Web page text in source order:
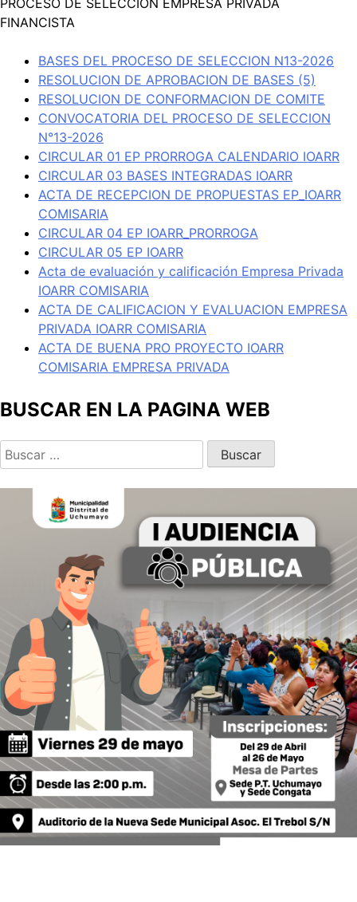
FINANCISTA
BASES DEL PROCESO DE SELECCION N13-2026
RESOLUCION DE APROBACION DE BASES (5)
RESOLUCION DE CONFORMACION DE COMITE
CONVOCATORIA DEL PROCESO DE SELECCION
N°13-2026
CIRCULAR 01 EP PRORROGA CALENDARIO IOARR
CIRCULAR 03 BASES INTEGRADAS IOARR
ACTA DE RECEPCION DE PROPUESTAS EP_IOARR
COMISARIA
CIRCULAR 04 EP IOARR_PRORROGA
CIRCULAR 05 EP IOARR
Acta de evaluación y calificación Empresa Privada
IOARR COMISARIA
ACTA DE CALIFICACION Y EVALUACION EMPRESA
PRIVADA IOARR COMISARIA
ACTA DE BUENA PRO PROYECTO IOARR
COMISARIA EMPRESA PRIVADA
BUSCAR EN LA PAGINA WEB
Buscar: